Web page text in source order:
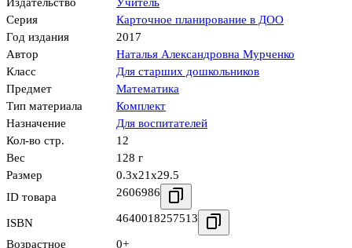
Издательство
Учитель
Серия
Карточное планирование в ДОО
Год издания
2017
Автор
Наталья Александровна Мурченко
Класс
Для старших дошкольников
Предмет
Математика
Тип материала
Комплект
Назначение
Для воспитателей
Кол-во стр.
12
Вес
128 г
Размер
0.3x21x29.5
ID товара
2606986
ISBN 4640018257513
Возрастное
0+